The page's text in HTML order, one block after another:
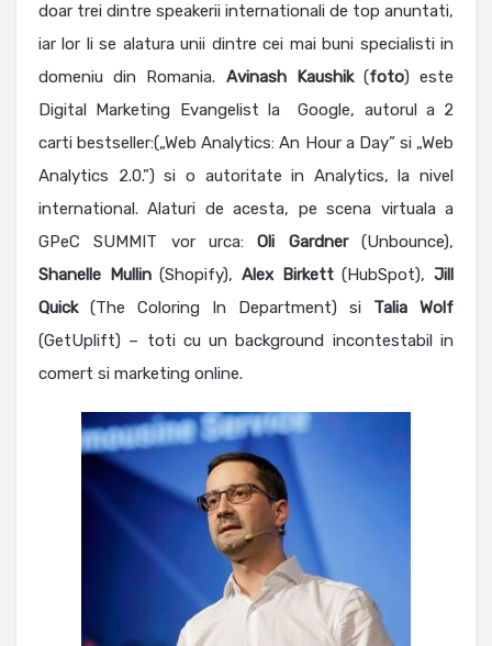
doar trei dintre speakerii internationali de top anuntati,
iar lor li se alatura unii dintre cei mai buni specialisti in
domeniu din Romania. Avinash Kaushik(foto) este
Digital Marketing Evangelist la Google, autorul a 2
carti bestseller:(„Web Analytics: An Hour a Day” si „Web
Analytics 2.0.”) si o autoritate in Analytics, la nivel
international. Alaturi de acesta, pe scena virtuala a
GPeC SUMMIT vor urca:Oli Gardner(Unbounce),
Shanelle Mullin(Shopify),Alex Birkett(HubSpot),Jill
Quick(The Coloring In Department) si Talia Wolf
(GetUplift) – toti cu un background incontestabil in
comert si marketing online.